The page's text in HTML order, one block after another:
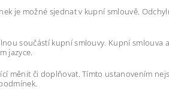
je možné sjednat v kupní smlouvě.
součástí kupní smlouvy. Kupní smlouva
jazyce.
měnit či doplňovat. Tímto ustanovením